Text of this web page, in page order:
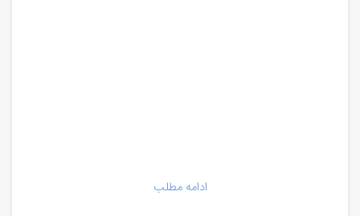
ادامه مطلب